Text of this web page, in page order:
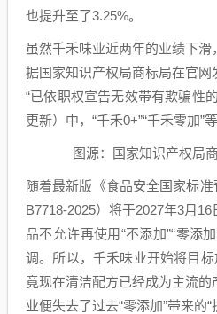
也提升至了3.25%。
虽然千禾味业近两年的业绩下
据国家知识产权局商标局在官
“已依职权宣告无效带有欺骗性
更新）中，“千禾0+”“千禾零加”
图源：国家知识产权局
随着最新版《食品安全国家标
B7718-2025）将于2027年3月
品不允许再使用“不添加”“零添
调。所以，千禾味业开始将目
竟现在清洁配方已经成为主流
业便失去了过去“零添加”带来的“